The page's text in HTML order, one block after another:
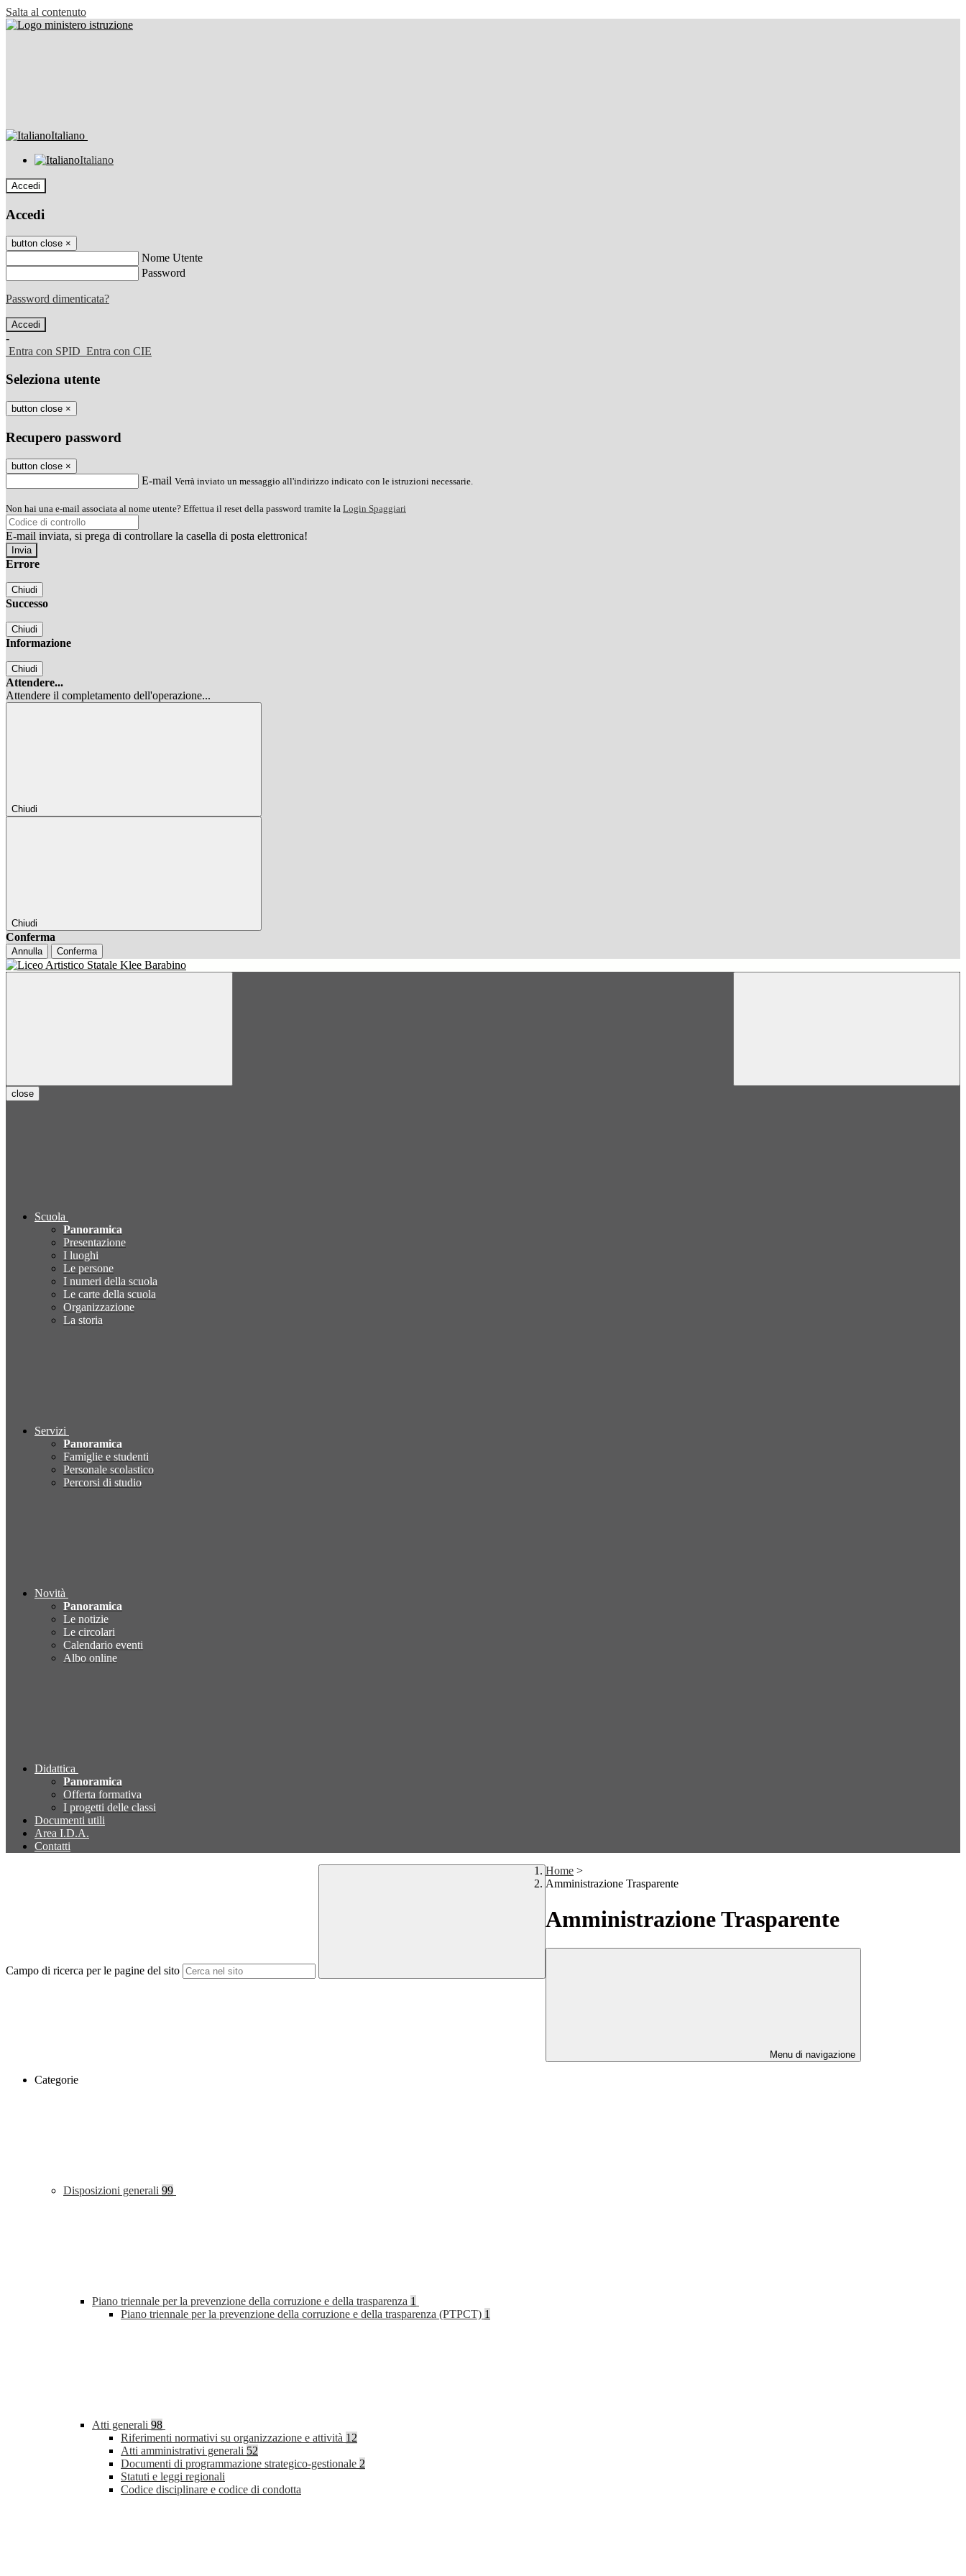
Salta al contenuto
Italiano
Italiano
Accedi
Accedi
button close ×
Nome Utente
Password
Password dimenticata?
-
Entra con SPID Entra con CIE
Seleziona utente
button close ×
Recupero password
button close ×
E-mail Verrà inviato un messaggio all'indirizzo indicato con le istruzioni necessarie.
Non hai una e-mail associata al nome utente? Effettua il reset della password tramite la Login Spaggiari
E-mail inviata, si prega di controllare la casella di posta elettronica!
Errore
Chiudi
Successo
Chiudi
Informazione
Chiudi
Attendere...
Attendere il completamento dell'operazione...
Chiudi
Chiudi
Conferma
Annulla Conferma
close
Scuola
Panoramica
Presentazione
I luoghi
Le persone
I numeri della scuola
Le carte della scuola
Organizzazione
La storia
Servizi
Panoramica
Famiglie e studenti
Personale scolastico
Percorsi di studio
Novità
Panoramica
Le notizie
Le circolari
Calendario eventi
Albo online
Didattica
Panoramica
Offerta formativa
I progetti delle classi
Documenti utili
Area I.D.A.
Contatti
Campo di ricerca per le pagine del sito
Home >
Amministrazione Trasparente
Amministrazione Trasparente
Menu di navigazione
Categorie
Disposizioni generali 99
Piano triennale per la prevenzione della corruzione e della trasparenza 1
Piano triennale per la prevenzione della corruzione e della trasparenza (PTPCT) 1
Atti generali 98
Riferimenti normativi su organizzazione e attività 12
Atti amministrativi generali 52
Documenti di programmazione strategico-gestionale 2
Statuti e leggi regionali
Codice disciplinare e codice di condotta